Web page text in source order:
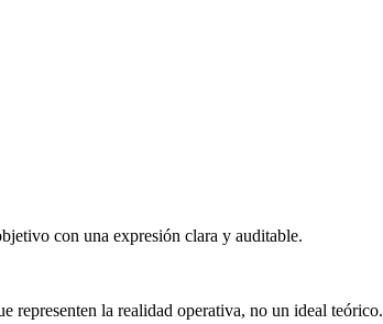
con una expresión clara y auditable.
representen la realidad operativa, no un ideal teórico.